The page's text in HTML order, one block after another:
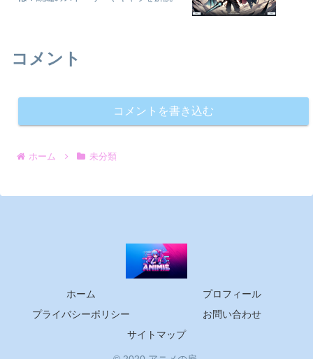
コメント
コメントを書き込む
ホーム 未分類
ホーム
プロフィール
プライバシーポリシー
お問い合わせ
サイトマップ